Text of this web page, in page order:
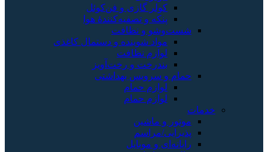
کولر گازی و فن‌کوئل
پنکه و تصفیه‌کنندهٔ هوا
شست‌وشو و نظافت
مواد شوینده و دستمال کاغذی
لوازم نظافت
بندرخت و رخت‌آویز
حمام و سرویس بهداشتی
لوازم حمام
لوازم حمام
خدمات
موتور و ماشین
پذیرایی/مراسم
رایانه‌ای و موبایل